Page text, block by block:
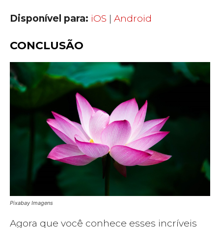
Disponível para: iOS | Android
CONCLUSÃO
Pixabay Imagens
Agora que você conhece esses incríveis